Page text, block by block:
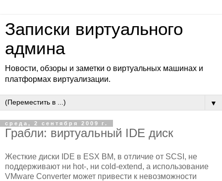
Записки виртуального
админа
Новости, обзоры и заметки о виртуальных машинах и
платформах виртуализации.
▼
среда, 2 сентября 2009 г.
Грабли: виртуальный IDE диск
Жесткие диски IDE в ESX ВМ, в отличие от SCSI, не
поддерживают ни hot-, ни cold-extend, а использование
VMware Converter может привести к невозможности